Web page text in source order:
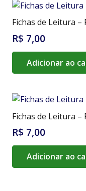
Fichas de Leitura –
R$ 7,00
Adicionar ao
Fichas de Leitura –
R$ 7,00
Adicionar ao